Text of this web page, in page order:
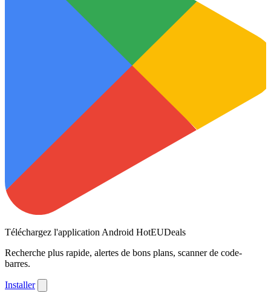
Téléchargez l'application Android HotEUDeals
Recherche plus rapide, alertes de bons plans, scanner de code-
barres.
Installer